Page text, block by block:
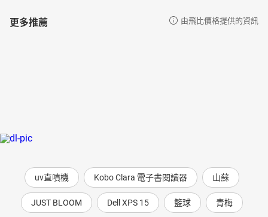
更多推薦 由飛比價格提供的資訊
uv直噴機 Kobo Clara 電子書閱讀器 山蘇
JUST BLOOM Dell XPS 15 籃球 青梅